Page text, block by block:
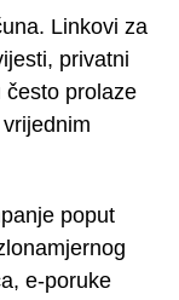
Linkovi za
privatni
često prolaze
poput
e-poruke